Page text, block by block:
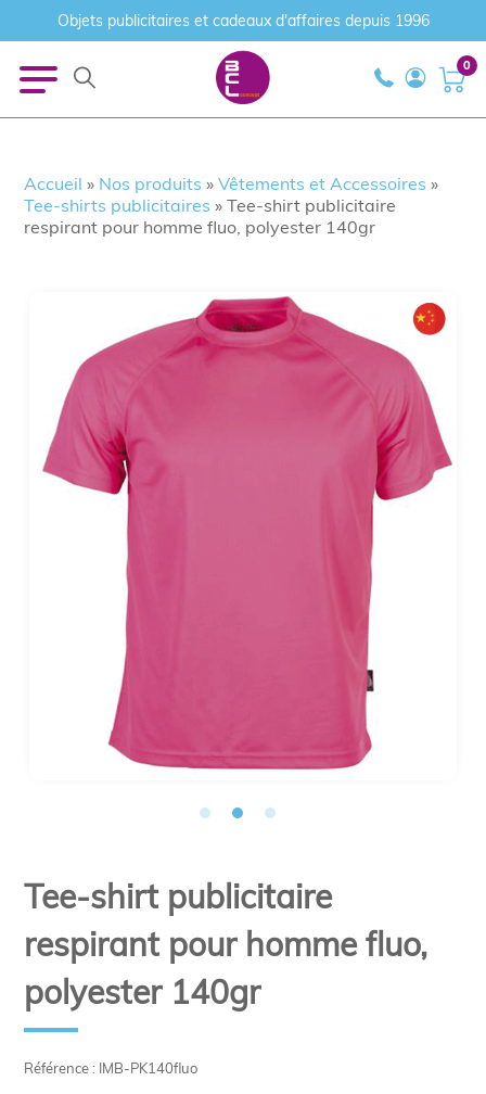
Objets publicitaires et cadeaux d'affaires depuis 1996
0
Accueil » Nos produits »Vêtements et Accessoires »
Tee-shirts publicitaires »Tee-shirt publicitaire
respirant pour homme fluo, polyester 140gr
Référence : IMB-PK140fluo
Tee-shirt publicitaire
respirant pour homme fluo,
polyester 140gr